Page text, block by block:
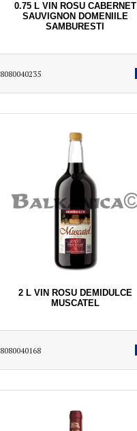
0.75 L VIN ROSU CABERNET
SAUVIGNON DOMENIILE
SAMBURESTI
8080040235
2 L VIN ROSU DEMIDULCE
MUSCATEL
8080040168